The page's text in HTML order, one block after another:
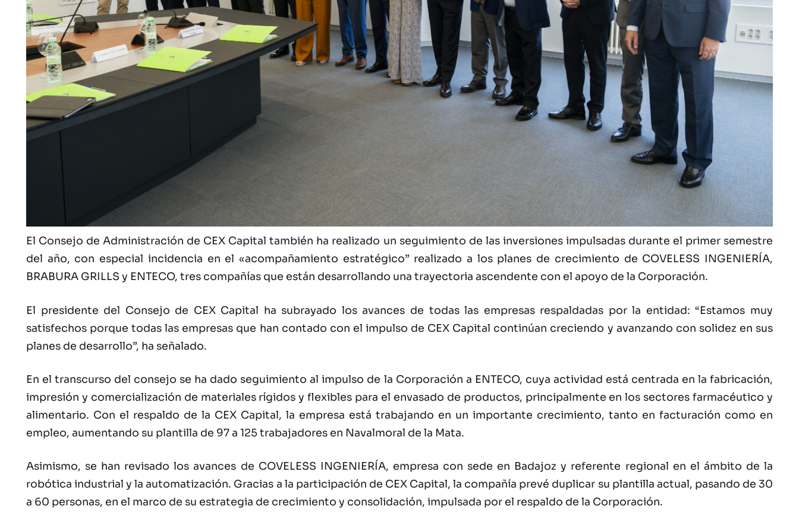
El Consejo de Administración de CEX Capital también ha realizado un seguimiento de las inversiones impulsadas durante el primer semestre
del año, con especial incidencia en el «acompañamiento estratégico” realizado a los planes de crecimiento de COVELESS INGENIERÍA,
BRABURA GRILLS y ENTECO, tres compañías que están desarrollando una trayectoria ascendente con el apoyo de la Corporación.
El presidente del Consejo de CEX Capital ha subrayado los avances de todas las empresas respaldadas por la entidad: “Estamos muy
satisfechos porque todas las empresas que han contado con el impulso de CEX Capital continúan creciendo y avanzando con solidez en sus
planes de desarrollo”, ha señalado.
En el transcurso del consejo se ha dado seguimiento al impulso de la Corporación a ENTECO, cuya actividad está centrada en la fabricación,
impresión y comercialización de materiales rígidos y flexibles para el envasado de productos, principalmente en los sectores farmacéutico y
alimentario. Con el respaldo de la CEX Capital, la empresa está trabajando en un importante crecimiento, tanto en facturación como en
empleo, aumentando su plantilla de 97 a 125 trabajadores en Navalmoral de la Mata.
Asimismo, se han revisado los avances de COVELESS INGENIERÍA, empresa con sede en Badajoz y referente regional en el ámbito de la
robótica industrial y la automatización. Gracias a la participación de CEX Capital, la compañía prevé duplicar su plantilla actual, pasando de 30
a 60 personas, en el marco de su estrategia de crecimiento y consolidación, impulsada por el respaldo de la Corporación.